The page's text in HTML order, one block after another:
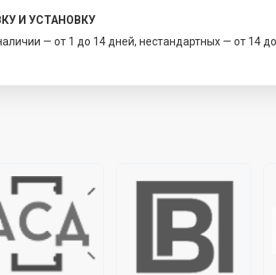
И УСТАНОВКУ
— от 1 до 14 дней, нестандартных — от 14